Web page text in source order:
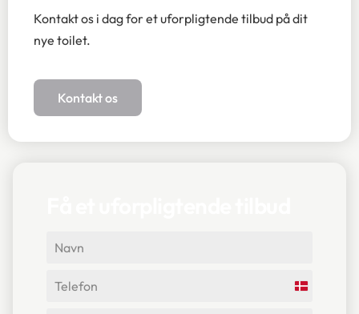
Kontakt os i dag for et uforpligtende tilbud på dit
nye toilet.
Kontakt os
Denmark